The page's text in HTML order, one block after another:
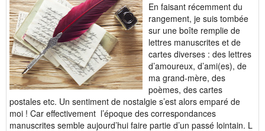
En faisant récemment du
rangement, je suis tombée
sur une boîte remplie de
lettres manuscrites et de
cartes diverses : des lettres
d’amoureux, d’ami(es), de
ma grand-mère, des
poèmes, des cartes
postales etc. Un sentiment de nostalgie s’est alors emparé de
moi ! Car effectivement l’époque des correspondances
manuscrites semble aujourd’hui faire partie d’un passé lointain. L